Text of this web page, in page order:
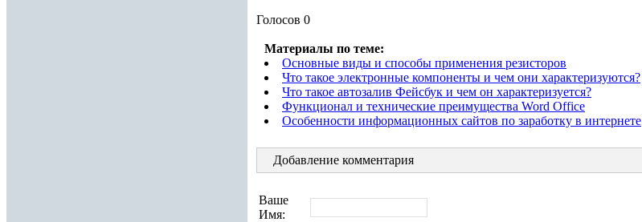
Голосов 0
Материалы по теме:
Основные виды и способы применения резисторов
Что такое электронные компоненты и чем они характеризуются?
Что такое автозалив Фейсбук и чем он характеризуется?
Функционал и технические преимущества Word Office
Особенности информационных сайтов по заработку в интернете
Добавление комментария
Ваше
Имя: